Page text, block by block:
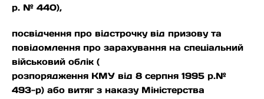
р. № 440),
посвідчення про відстрочку від призову та
повідомлення про зарахування на спеціальний
військовий облік (
розпорядження КМУ від 8 серпня 1995 р.№
493-р) або витяг з наказу Міністерства